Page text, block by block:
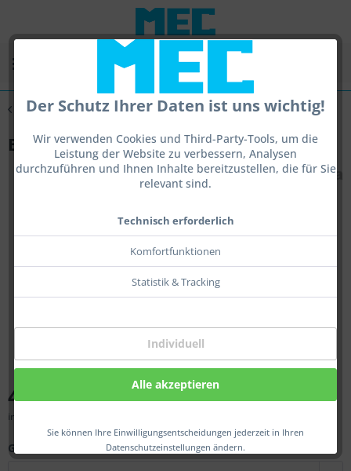
Der Schutz Ihrer Daten ist uns wichtig!
Wir verwenden Cookies und Third-Party-Tools, um die
Leistung der Website zu verbessern, Analysen
durchzuführen und Ihnen Inhalte bereitzustellen, die für Sie
relevant sind.
Technisch erforderlich
Komfortfunktionen
Statistik & Tracking
Individuell
Alle akzeptieren
Sie können Ihre Einwilligungsentscheidungen jederzeit in Ihren
Datenschutzeinstellungen ändern.
Übersicht Feststehende Ringkorne
Balkenkorn
44,00 € *
inkl. MwSt.
Gew.: